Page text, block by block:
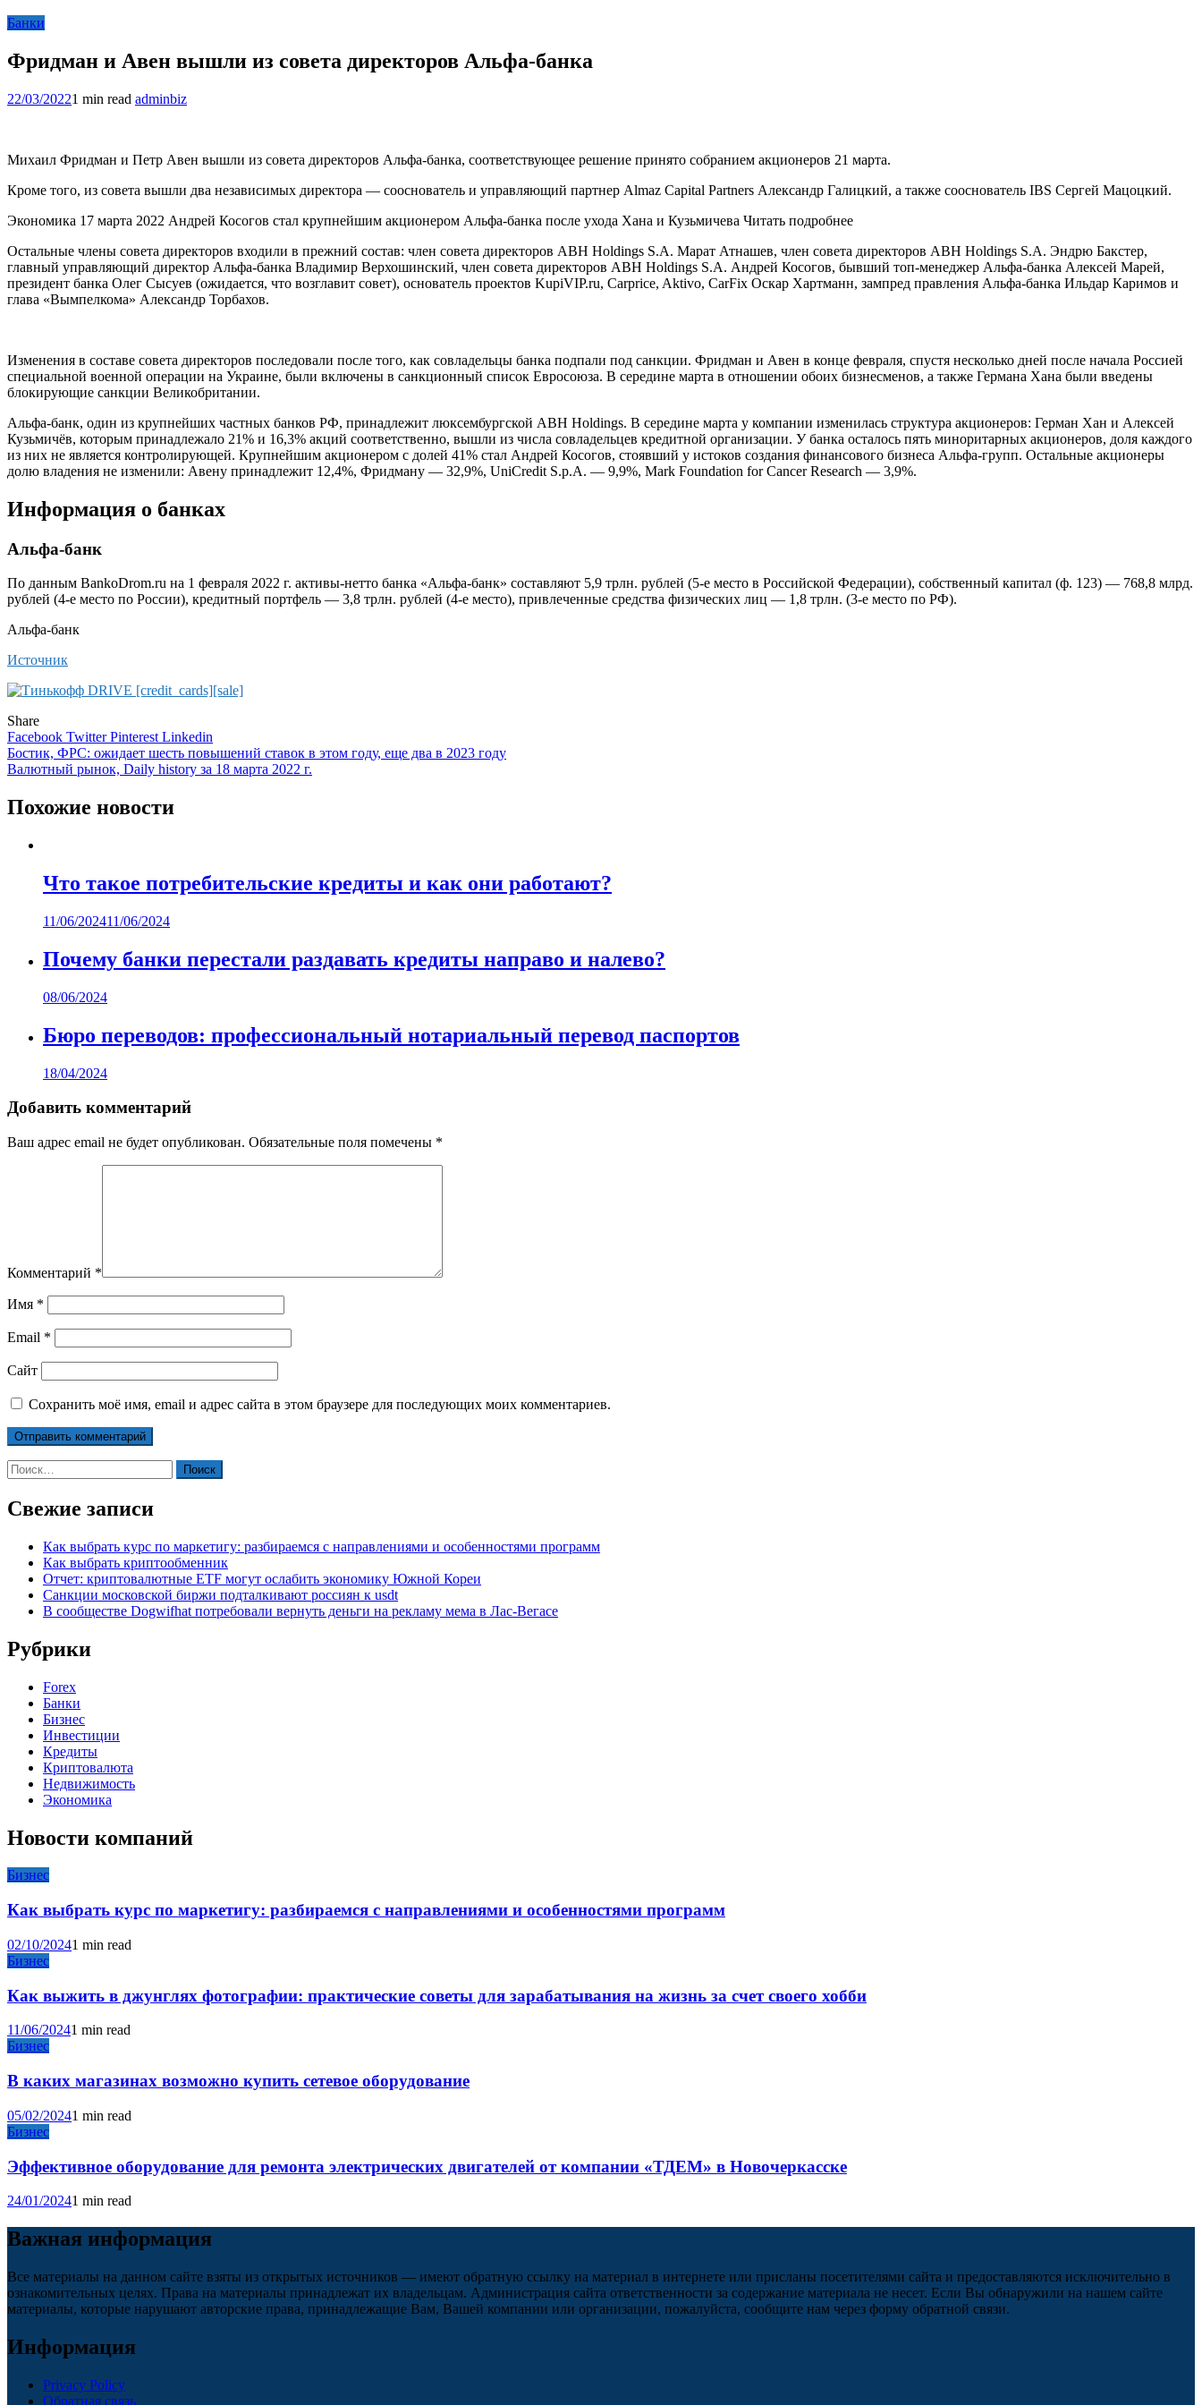
Банки
Фридман и Авен вышли из совета директоров Альфа-банка
22/03/20221 min read adminbiz
Михаил Фридман и Петр Авен вышли из совета директоров Альфа-банка, соответствующее решение принято собранием акционеров 21 марта.
Кроме того, из совета вышли два независимых директора — сооснователь и управляющий партнер Almaz Capital Partners Александр Галицкий, а также сооснователь IBS Сергей Мацоцкий.
Экономика 17 марта 2022 Андрей Косогов стал крупнейшим акционером Альфа-банка после ухода Хана и Кузьмичева Читать подробнее
Остальные члены совета директоров входили в прежний состав: член совета директоров ABH Holdings S.A. Марат Атнашев, член совета директоров ABH Holdings S.A. Эндрю Бакстер,
главный управляющий директор Альфа-банка Владимир Верхошинский, член совета директоров ABH Holdings S.A. Андрей Косогов, бывший топ-менеджер Альфа-банка Алексей Марей,
президент банка Олег Сысуев (ожидается, что возглавит совет), основатель проектов KupiVIP.ru, Carprice, Aktivo, CarFix Оскар Хартманн, зампред правления Альфа-банка Ильдар Каримов и
глава «Вымпелкома» Александр Торбахов.
Изменения в составе совета директоров последовали после того, как совладельцы банка подпали под санкции. Фридман и Авен в конце февраля, спустя несколько дней после начала Россией
специальной военной операции на Украине, были включены в санкционный список Евросоюза. В середине марта в отношении обоих бизнесменов, а также Германа Хана были введены
блокирующие санкции Великобритании.
Альфа-банк, один из крупнейших частных банков РФ, принадлежит люксембургской ABH Holdings. В середине марта у компании изменилась структура акционеров: Герман Хан и Алексей
Кузьмичёв, которым принадлежало 21% и 16,3% акций соответственно, вышли из числа совладельцев кредитной организации. У банка осталось пять миноритарных акционеров, доля каждого
из них не является контролирующей. Крупнейшим акционером с долей 41% стал Андрей Косогов, стоявший у истоков создания финансового бизнеса Альфа-групп. Остальные акционеры
долю владения не изменили: Авену принадлежит 12,4%, Фридману — 32,9%, UniCredit S.p.A. — 9,9%, Mark Foundation for Cancer Research — 3,9%.
Информация о банках
Альфа-банк
По данным BankoDrom.ru на 1 февраля 2022 г. активы-нетто банка «Альфа-банк» составляют 5,9 трлн. рублей (5-е место в Российской Федерации), собственный капитал (ф. 123) — 768,8 млрд.
рублей (4-е место по России), кредитный портфель — 3,8 трлн. рублей (4-е место), привлеченные средства физических лиц — 1,8 трлн. (3-е место по РФ).
Альфа-банк
Источник
Share
Facebook TwitterPinterest Linkedin
Навигация
по
записям
Бостик, ФРС: ожидает шесть повышений ставок в этом году, еще два в 2023 году
Валютный рынок, Daily history за 18 марта 2022 г.
Похожие новости
Что такое потребительские кредиты и как они работают?
11/06/202411/06/2024
Почему банки перестали раздавать кредиты направо и налево?
08/06/2024
Бюро переводов: профессиональный нотариальный перевод паспортов
18/04/2024
Добавить комментарий
Ваш адрес email не будет опубликован. Обязательные поля помечены *
Комментарий *
Имя *
Email *
Сайт
Сохранить моё имя, email и адрес сайта в этом браузере для последующих моих комментариев.
Найти:
Свежие записи
Как выбрать курс по маркетигу: разбираемся с направлениями и особенностями программ
Как выбрать криптообменник
Отчет: криптовалютные ETF могут ослабить экономику Южной Кореи
Санкции московской биржи подталкивают россиян к usdt
В сообществе Dogwifhat потребовали вернуть деньги на рекламу мема в Лас-Вегасе
Рубрики
Forex
Банки
Бизнес
Инвестиции
Кредиты
Криптовалюта
Недвижимость
Экономика
Новости компаний
Бизнес
Как выбрать курс по маркетигу: разбираемся с направлениями и особенностями программ
02/10/20241 min read
Бизнес
Как выжить в джунглях фотографии: практические советы для зарабатывания на жизнь за счет своего хобби
11/06/20241 min read
Бизнес
В каких магазинах возможно купить сетевое оборудование
05/02/20241 min read
Бизнес
Эффективное оборудование для ремонта электрических двигателей от компании «ТДЕМ» в Новочеркасске
24/01/20241 min read
Важная информация
Все материалы на данном сайте взяты из открытых источников — имеют обратную ссылку на материал в интернете или присланы посетителями сайта и предоставляются исключительно в
ознакомительных целях. Права на материалы принадлежат их владельцам. Администрация сайта ответственности за содержание материала не несет. Если Вы обнаружили на нашем сайте
материалы, которые нарушают авторские права, принадлежащие Вам, Вашей компании или организации, пожалуйста, сообщите нам через форму обратной связи.
Информация
Privacy Policy
Обратная связь